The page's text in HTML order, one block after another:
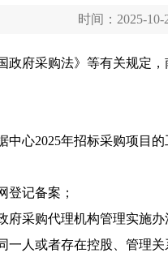
时间：2025-10-
政府采购法》等有关规定
中心2025年招标采购项目
登记备案；
府采购代理机构管理实施
一人或者存在控股、管理